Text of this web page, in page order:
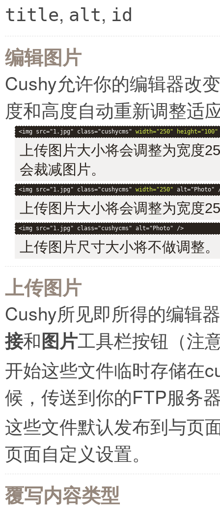
title, alt, id
编辑图片
Cushy允许你的编辑器改
度和高度自动重新调整适
<img src="1.jpg" class="cushycms" width="250" height="100"
上传图片大小将会调整为宽度
会裁减图片。
<img src="1.jpg" class="cushycms" width="250" alt="Photo"
上传图片大小将会调整为宽度
<img src="1.jpg" class="cushycms" alt="Photo" />
上传图片尺寸大小将不做调整。
上传图片
Cushy所见即所得的编辑
接和图片工具栏按钮（注
开始这些文件临时存储在
候，传送到你的FTP服务
这些文件默认发布到与页
页面自定义设置。
覆写内容类型